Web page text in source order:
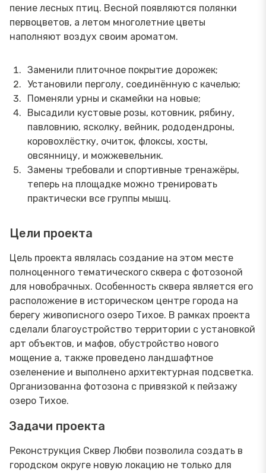
пение лесных птиц. Весной появляются полянки
первоцветов, а летом многолетние цветы
наполняют воздух своим ароматом.
Заменили плиточное покрытие дорожек;
Установили перголу, соединённую с качелью;
Поменяли урны и скамейки на новые;
Высадили кустовые розы, котовник, рябину,
павловнию, ясколку, вейник, рододендроны,
коровохлёстку, очиток, флоксы, хосты,
овсянницу, и можжевельник.
Замены требовали и спортивные тренажёры,
теперь на площадке можно тренировать
практически все группы мышц.
Цели проекта
Цель проекта являлась создание на этом месте
полноценного тематического сквера с фотозоной
для новобрачных. Особенность сквера является его
расположение в историческом центре города на
берегу живописного озеро Тихое. В рамках проекта
сделали благоустройство территории с установкой
арт объектов, и мафов, обустройство нового
мощение а, также проведено ландшафтное
озеленение и выполнено архитектурная подсветка.
Организованна фотозона с привязкой к пейзажу
озеро Тихое.
Задачи проекта
Реконструкция Сквер Любви позволила создать в
городском округе новую локацию не только для